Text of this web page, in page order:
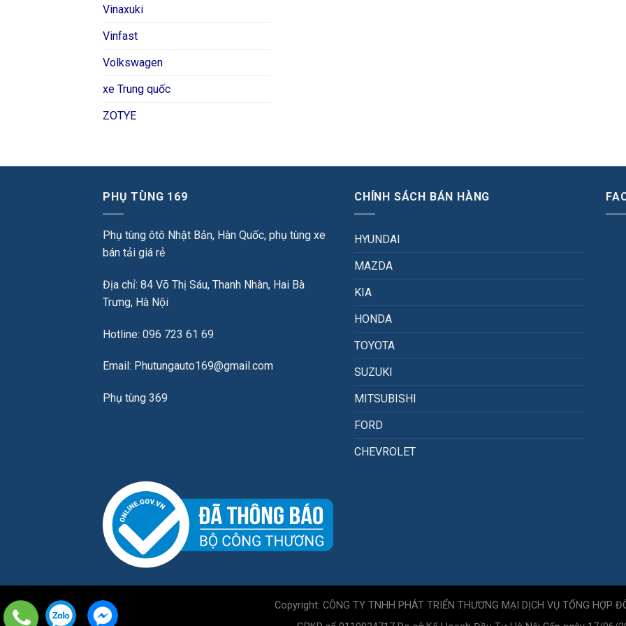
Vinaxuki
Vinfast
Volkswagen
xe Trung quốc
ZOTYE
PHỤ TÙNG 169
Phụ tùng ôtô Nhật Bản, Hàn Quốc, phụ tùng xe
bán tải giá rẻ
Địa chỉ: 84 Võ Thị Sáu, Thanh Nhàn, Hai Bà
Trưng, Hà Nội
Hotline: 096 723 61 69
Email: Phutungauto169@gmail.com
Phụ tùng 369
CHÍNH SÁCH BÁN HÀNG
HYUNDAI
MAZDA
KIA
HONDA
TOYOTA
SUZUKI
MITSUBISHI
FORD
CHEVROLET
Copyright: CÔNG TY TNHH PHÁT TRIỂN THƯƠNG MẠI DỊCH VỤ TỔNG HỢP